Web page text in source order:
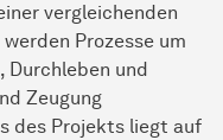
vergleichenden
Prozesse um
Durchleben und
Zeugung
des Projekts liegt auf